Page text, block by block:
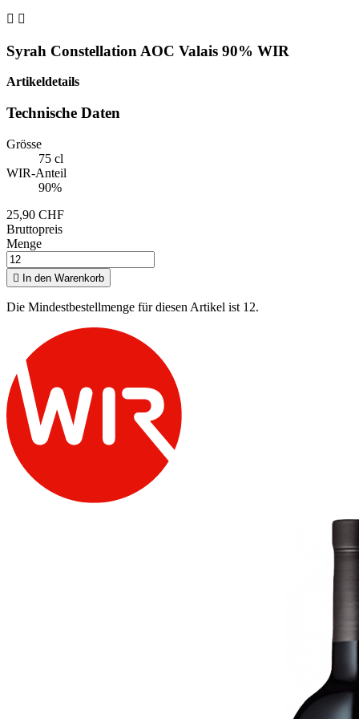
 
Syrah Constellation AOC Valais 90% WIR
Artikeldetails
Technische Daten
Grösse
75 cl
WIR-Anteil
90%
25,90 CHF
Bruttopreis
Menge
 In den Warenkorb
Die Mindestbestellmenge für diesen Artikel ist 12.